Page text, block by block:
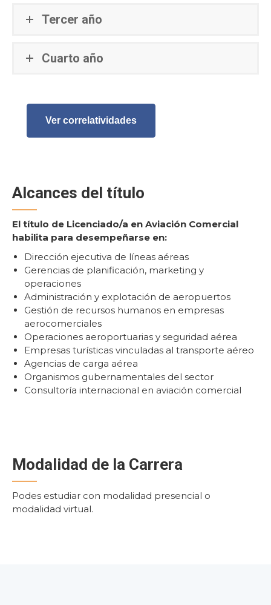
Tercer año
Cuarto año
Ver correlatividades
Alcances del título
El título de Licenciado/a en Aviación Comercial
habilita para desempeñarse en:
Dirección ejecutiva de líneas aéreas
Gerencias de planificación, marketing y
operaciones
Administración y explotación de aeropuertos
Gestión de recursos humanos en empresas
aerocomerciales
Operaciones aeroportuarias y seguridad aérea
Empresas turísticas vinculadas al transporte aéreo
Agencias de carga aérea
Organismos gubernamentales del sector
Consultoría internacional en aviación comercial
Modalidad de la Carrera
Podes estudiar con modalidad presencial o
modalidad virtual.